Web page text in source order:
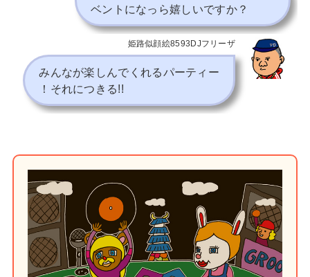
ベントになっら嬉しいですか？
姫路似顔絵8593DJフリーザ
みんなが楽しんでくれるパーティー
！それにつきる!!